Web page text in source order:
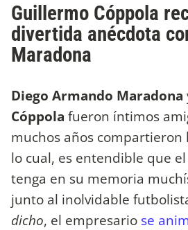
Guillermo Cóppola
divertida anécdota
Maradona
Diego Armando Maradona
Cóppola fueron íntimos
muchos años
lo cual, es entendible que
tenga en su memoria
junto al inolvidable
dicho, el empresario se